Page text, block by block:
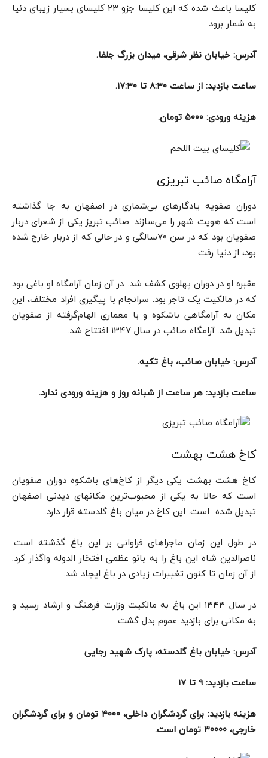
کلیسا باعث شده که این کلیسا جزو ۲۳ کلیسای بسیار زیبای دنیا
به شمار برود.
آدرس: خیابان نظر شرقی، میدان بزرگ جلفا.
ساعت بازدید: از ساعت ۸:۳۰ تا ۱۷:۳۰.
هزینه ورودی: ۵۰۰۰ تومان.
آرامگاه صائب تبریزی
دوران صفویه یادگارهای بی‌شماری در اصفهان به جا گذاشته
است که هویت شهر را می‌سازند. صائب تبریز یکی از شعرای دربار
صفویان بود که در سن ۷۰سالگی و در حالی که از دربار خارج شده
بود،‌ از دنیا رفت.
مقبره او در دوران پهلوی کشف شد. در آن زمان آرامگاه او باغی بود
که در مالکیت یک تاجر بود. سرانجام با پیگیری افراد مختلف، این
مکان به آرامگاهی باشکوه و با معماری الهام‌گرفته از صفویان
تبدیل شد. آرامگاه صائب در سال ۱۳۴۷ افتتاح شد.
آدرس: خیابان صائب، ‌باغ تکیه.
ساعت بازدید: هر ساعت از شبانه روز و هزینه ورودی ندارد.
کاخ هشت بهشت
کاخ هشت بهشت یکی دیگر از کاخ‌های باشکوه دوران صفویان
است که حالا به یکی از محبوب‌ترین مکانهای دیدنی اصفهان
تبدیل شده است. این کاخ در میان باغ گلدسته قرار دارد.
در طول این زمان ماجراهای فراوانی بر این باغ گذشته است.
ناصرالدین شاه این باغ را به بانو عظمی افتخار الدوله واگذار کرد.
از آن زمان تا کنون تغییرات زیادی در باغ ایجاد شد.
در سال ۱۳۴۳ این باغ به مالکیت وزارت فرهنگ و ارشاد رسید و
به مکانی برای بازدید عموم بدل گشت.
آدرس: خیابان باغ گلدسته، پارک شهید رجایی
ساعت بازدید: ۹ تا ۱۷
هزینه بازدید: برای گردشگران داخلی، ۴۰۰۰ تومان و برای گردشگران
خارجی،‌ ۳۰۰۰۰ تومان است.